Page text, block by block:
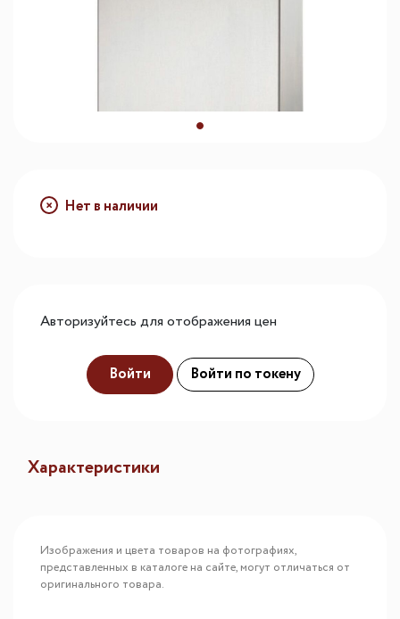
Нет в наличии
Авторизуйтесь для отображения цен
Войти Войти по токену
Характеристики
Изображения и цвета товаров на фотографиях,
представленных в каталоге на сайте, могут отличаться от
оригинального товара.